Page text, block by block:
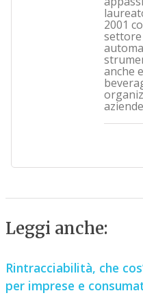
2001
settore
anche
Leggi anche:
Rintracciabilità, che
per imprese e